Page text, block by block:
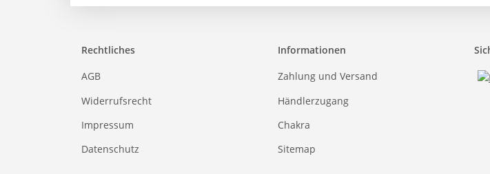
Rechtliches
AGB
Widerrufsrecht
Impressum
Datenschutz
Informationen
Zahlung und Versand
Händlerzugang
Chakra
Sitemap